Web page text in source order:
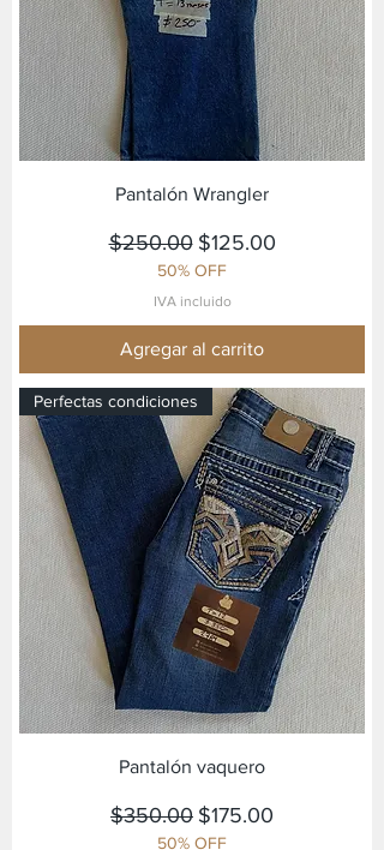
Pantalón Wrangler
Precio
$250.00 Precio de oferta
$125.00
50% OFF
IVA incluido
Agregar al carrito
Perfectas condiciones
Pantalón vaquero
Precio
$350.00 Precio de oferta
$175.00
50% OFF